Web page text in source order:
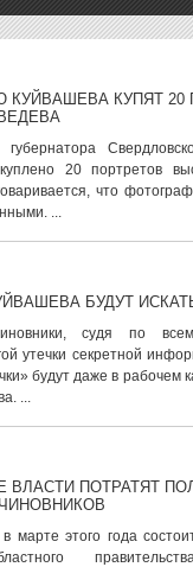
КУЙВАШЕВА КУПЯТ 20
20 портретов
что
...
БУДУТ
судя по
утечки секретной
будут даже в рабочем
...
ВЛАСТИ ПОТРАТЯТ
марте этого года